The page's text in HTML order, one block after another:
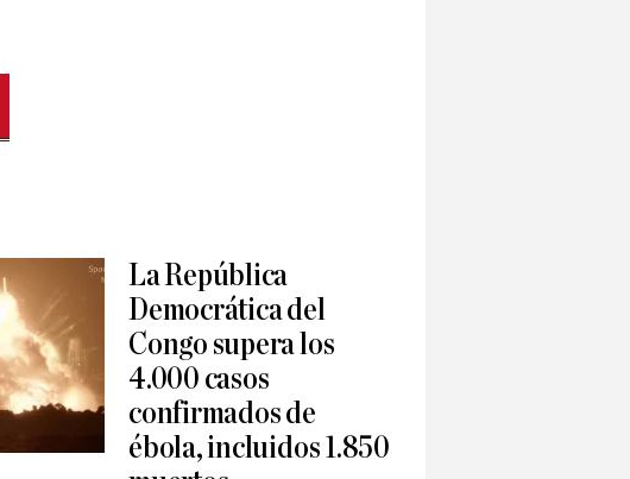
La República
Democrática del
Congo supera los
4.000 casos
confirmados de
ébola, incluidos 1.850